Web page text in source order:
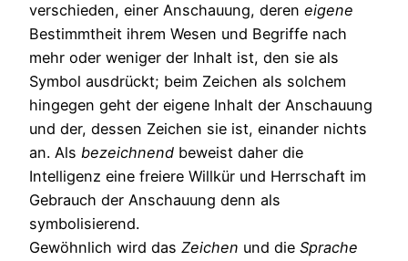
verschieden, einer Anschauung, deren eigene
Bestimmtheit ihrem Wesen und Begriffe nach
mehr oder weniger der Inhalt ist, den sie als
Symbol ausdrückt; beim Zeichen als solchem
hingegen geht der eigene Inhalt der Anschauung
und der, dessen Zeichen sie ist, einander nichts
an. Als bezeichnend beweist daher die
Intelligenz eine freiere Willkür und Herrschaft im
Gebrauch der Anschauung denn als
symbolisierend.
Gewöhnlich wird das Zeichen und die Sprache